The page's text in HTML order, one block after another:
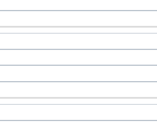
Руб/
час
Рейс